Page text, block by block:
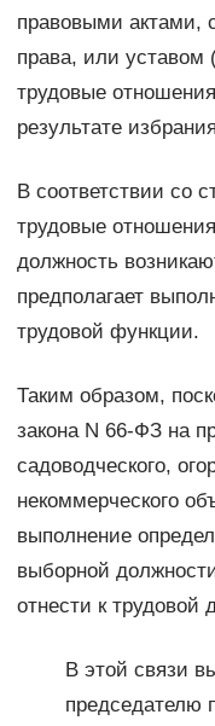
правовыми актами,
права, или уставом
трудовые
результате
В соответствии со
трудовые
должность
предполагает
трудовой функции.
Таким образом,
закона N 66-ФЗ на
садоводческого,
некоммерческого
выполнение
выборной
отнести к трудовой
В этой связи
председателю